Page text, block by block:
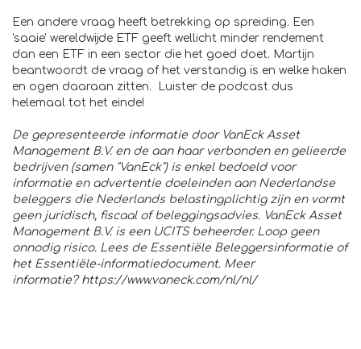
Een andere vraag heeft betrekking op spreiding. Een
'saaie' wereldwijde ETF geeft wellicht minder rendement
dan een ETF in een sector die het goed doet. Martijn
beantwoordt de vraag of het verstandig is en welke haken
en ogen daaraan zitten. Luister de podcast dus
helemaal tot het einde!
De gepresenteerde informatie door VanEck Asset
Management B.V. en de aan haar verbonden en gelieerde
bedrijven (samen "VanEck") is enkel bedoeld voor
informatie en advertentie doeleinden aan Nederlandse
beleggers die Nederlands belastingplichtig zijn en vormt
geen juridisch, fiscaal of beleggingsadvies. VanEck Asset
Management B.V. is een UCITS beheerder. Loop geen
onnodig risico. Lees de Essentiële Beleggersinformatie of
het Essentiële-informatiedocument. Meer
informatie? https://www.vaneck.com/nl/nl/